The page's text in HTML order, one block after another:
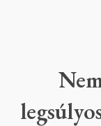
az egyre
probléma
mindenki